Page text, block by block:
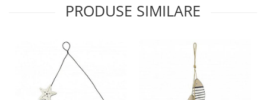
PRODUSE SIMILARE